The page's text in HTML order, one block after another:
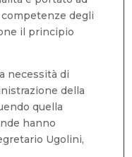
degli
il principio
necessità di
della
quella
hanno
Ugolini,